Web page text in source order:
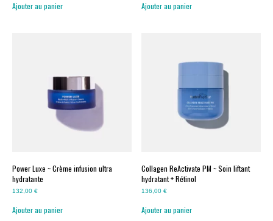
Ajouter au panier Ajouter au panier
Power Luxe ~ Crème infusion ultra
hydratante
132,00 €
Ajouter au panier
Collagen ReActivate PM ~ Soin liftant
hydratant + Rétinol
136,00€
Ajouter au panier